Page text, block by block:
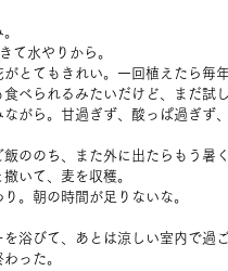
て水やりから。
とてもきれい。一回植えたら毎
べられるみたいだけど、まだ試
ながら。甘過ぎず、酸っぱ過ぎず
飯ののち、また外に出たらもう暑
いて、麦を収穫。
。朝の時間が足りないな。
浴びて、あとは涼しい室内で過ご
った。